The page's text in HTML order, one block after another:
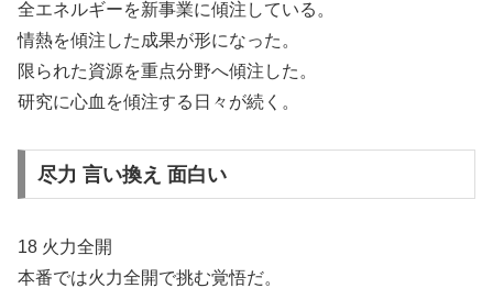
全エネルギーを新事業に傾注している。
情熱を傾注した成果が形になった。
限られた資源を重点分野へ傾注した。
研究に心血を傾注する日々が続く。
尽力 言い換え 面白い
18 火力全開
本番では火力全開で挑む覚悟だ。